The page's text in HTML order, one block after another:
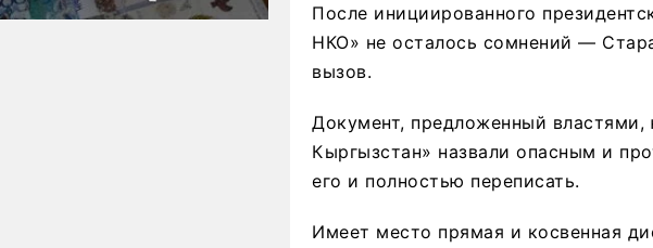
После инициированного
НКО» не осталось сомнений —
вызов.
Документ, предложенный
Кыргызстан» назвали опасным и
его и полностью переписать.
Имеет место прямая и косвенная